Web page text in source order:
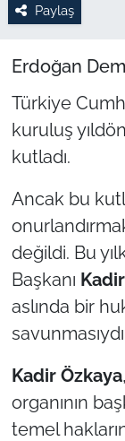
Paylaş
Erdoğan
Türkiye
kuruluş
kutladı.
Ancak bu
değildi. Bu
Başkanı
aslında bir
Kadir Özkaya
organının
temel
SPOR
YAŞAM
EDİRNE
TEKİRDAĞ
TÜRKİYE
Bölge
Güvenlik
Genel